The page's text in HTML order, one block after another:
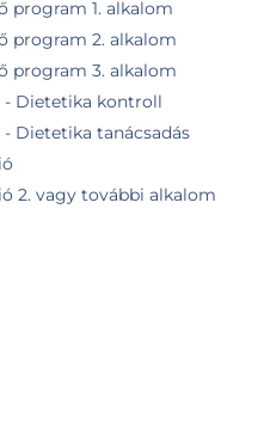
program 1. alkalom
program 2. alkalom
program 3. alkalom
Dietetika kontroll
Dietetika tanácsadás
2. vagy további alkalom